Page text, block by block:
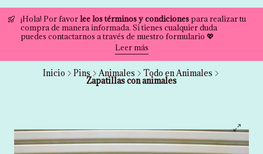
¡Hola! Por favorlee los términos y condicionespara realizar tu
compra de manera informada. Si tienes cualquier duda
puedes contactarnos a través de nuestro formulario 💖
Leer más
Inicio Pins Animales Todo en Animales
Zapatillas con animales